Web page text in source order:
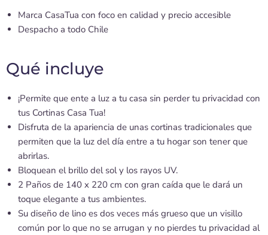
Marca CasaTua con foco en calidad y precio accesible
Despacho a todo Chile
Qué incluye
¡Permite que ente a luz a tu casa sin perder tu privacidad con
tus Cortinas Casa Tua!
Disfruta de la apariencia de unas cortinas tradicionales que
permiten que la luz del día entre a tu hogar son tener que
abrirlas.
Bloquean el brillo del sol y los rayos UV.
2 Paños de 140 x 220 cm con gran caída que le dará un
toque elegante a tus ambientes.
Su diseño de lino es dos veces más grueso que un visillo
común por lo que no se arrugan y no pierdes tu privacidad al